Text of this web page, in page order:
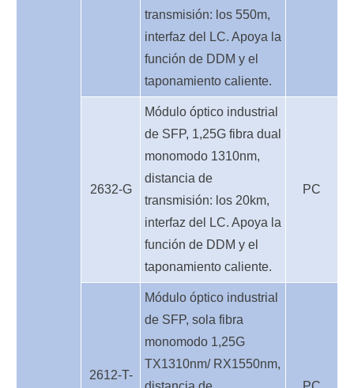
transmisión: los 550m,
interfaz del LC. Apoya la
función de DDM y el
taponamiento caliente.
2632-G
Módulo óptico industrial
de SFP, 1,25G fibra dual
monomodo 1310nm,
distancia de
transmisión: los 20km,
interfaz del LC. Apoya la
función de DDM y el
taponamiento caliente.
PC
2612-T-
Módulo óptico industrial
de SFP, sola fibra
monomodo 1,25G
TX1310nm/ RX1550nm,